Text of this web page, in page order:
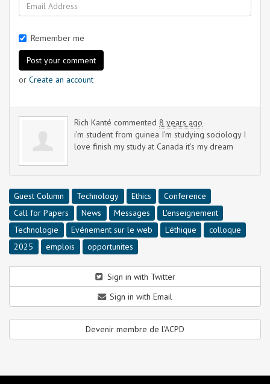
Remember me
or Create an account
Rich Kanté commented 8 years ago
i’m student from guinea I’m studying sociology I
love finish my study at Canada it’s my dream
Guest Column Technology Ethics
Conference
Call for Papers
News Messages
L'enseignement
Technologie
Evénement sur le web L'éthique
colloque
2025
emplois opportunites
Sign in with Twitter
Sign in with Email
Devenir membre de l'ACPD